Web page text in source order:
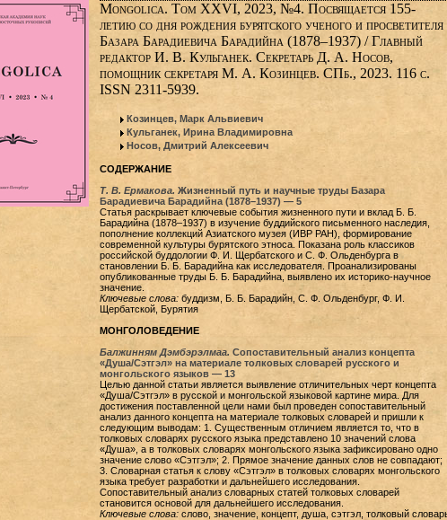
Mongolica. Том XXVI, 2023, №4. Посвящается 155-
летию со дня рождения бурятского ученого и просветителя
Базара Барадиевича Барадийна (1878–1937) / Главный
редактор И. В. Кульганек. Секретарь Д. А. Носов,
помощник секретаря М. А. Козинцев. СПб., 2023. 116 с.
ISSN 2311-5939.
Козинцев, Марк Альвиевич
Кульганек, Ирина Владимировна
Носов, Дмитрий Алексеевич
СОДЕРЖАНИЕ
Т. В. Ермакова. Жизненный путь и научные труды Базара
Барадиевича Барадийна (1878–1937) — 5
Статья раскрывает ключевые события жизненного пути и вклад Б. Б.
Барадийна (1878–1937) в изучение буддийского письменного наследия,
пополнение коллекций Азиатского музея (ИВР РАН), формирование
современной культуры бурятского этноса. Показана роль классиков
российской буддологии Ф. И. Щербатского и С. Ф. Ольденбурга в
становлении Б. Б. Барадийна как исследователя. Проанализированы
опубликованные труды Б. Б. Барадийна, выявлено их историко-научное
значение.
Ключевые слова: буддизм, Б. Б. Барадийн, С. Ф. Ольденбург, Ф. И.
Щербатской, Бурятия
МОНГОЛОВЕДЕНИЕ
Балжинням Дэмбэрэлмаа. Сопоставительный анализ концепта
«Душа/Сэтгэл» на материале толковых словарей русского и
монгольского языков — 13
Целью данной статьи является выявление отличительных черт концепта
«Душа/Сэтгэл» в русской и монгольской языковой картине мира. Для
достижения поставленной цели нами был проведен сопоставительный
анализ данного концепта на материале толковых словарей и пришли к
следующим выводам: 1. Существенным отличием является то, что в
толковых словарях русского языка представлено 10 значений слова
«Душа», а в толковых словарях монгольского языка зафиксировано одно
значение слово «Сэтгэл»; 2. Прямое значение данных слов не совпадают;
3. Словарная статья к слову «Сэтгэл» в толковых словарях монгольского
языка требует разработки и дальнейшего исследования.
Сопоставительный анализ словарных статей толковых словарей
становится основой для дальнейшего исследования.
Ключевые слова: слово, значение, концепт, душа, сэтгэл, толковый